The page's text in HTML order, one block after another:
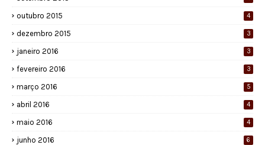
outubro 2015 4
dezembro 2015 3
janeiro 2016 3
fevereiro 2016 3
março 2016 5
abril 2016 4
maio 2016 4
junho 2016 6